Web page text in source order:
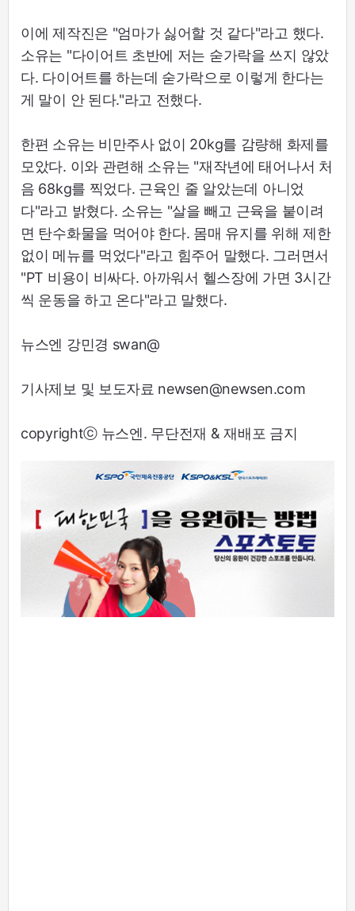
이에 제작진은 "엄마가 싫어할 것 같다"라고 했다.
소유는 "다이어트 초반에 저는 숟가락을 쓰지 않았
다. 다이어트를 하는데 숟가락으로 이렇게 한다는
게 말이 안 된다."라고 전했다.
한편 소유는 비만주사 없이 20kg를 감량해 화제를
모았다. 이와 관련해 소유는 "재작년에 태어나서 처
음 68kg를 찍었다. 근육인 줄 알았는데 아니었
다"라고 밝혔다. 소유는 "살을 빼고 근육을 붙이려
면 탄수화물을 먹어야 한다. 몸매 유지를 위해 제한
없이 메뉴를 먹었다"라고 힘주어 말했다. 그러면서
"PT 비용이 비싸다. 아까워서 헬스장에 가면 3시간
씩 운동을 하고 온다"라고 말했다.
뉴스엔 강민경 swan@
기사제보 및 보도자료 newsen@newsen.com
copyrightⓒ 뉴스엔. 무단전재 & 재배포 금지